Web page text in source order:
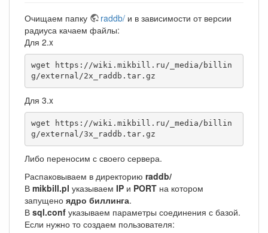
Очищаем папку raddb/ и в зависимости от версии
радиуса качаем файлы:
Для 2.x
wget https://wiki.mikbill.ru/_media/billin
g/external/2x_raddb.tar.gz
Для 3.x
wget https://wiki.mikbill.ru/_media/billin
g/external/3x_raddb.tar.gz
Либо переносим с своего сервера.
Распаковываем в директорию raddb/
В mikbill.pl указываем IP и PORT на котором
запущено ядро биллинга.
В sql.conf указываем параметры соединения с базой.
Если нужно то создаем пользователя: